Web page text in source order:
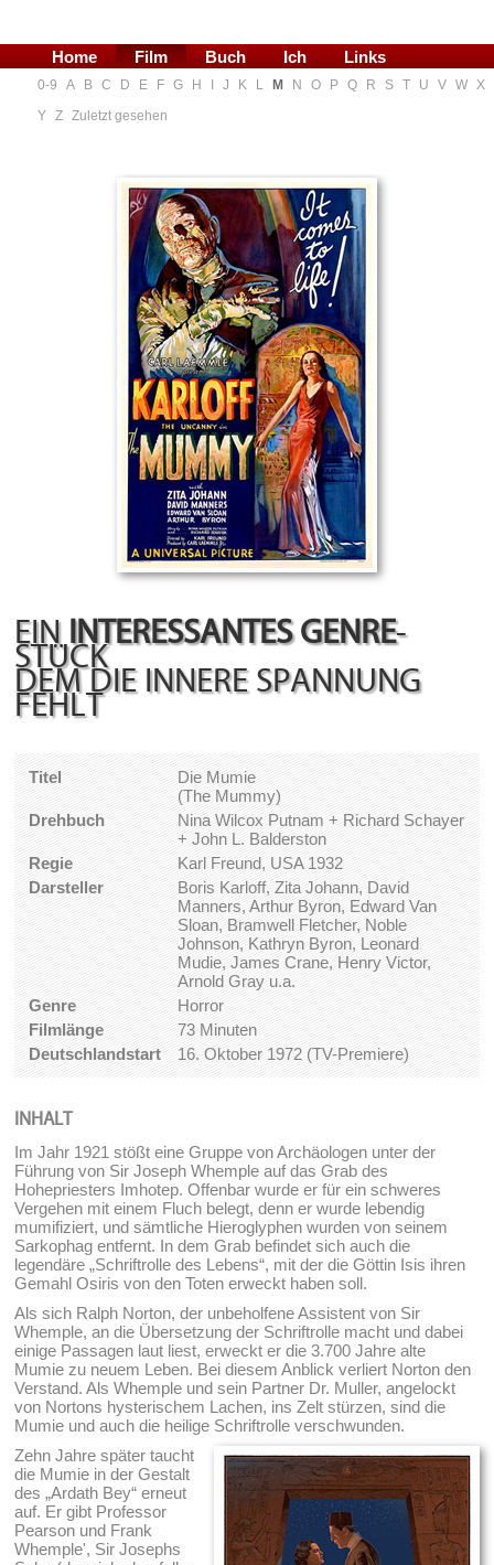
Home Film Buch Ich Links
0-9 A B C D E F G H J K L M N O P Q R S T U V W X
Y Z Zuletzt gesehen
EIN INTERESSANTES GENRE-
STÜCK
DEM DIE INNERE SPANNUNG
FEHLT
Titel
Die Mumie
(The Mummy)
Drehbuch
Nina Wilcox Putnam + Richard Schayer
+ John L. Balderston
Regie
Karl Freund, USA 1932
Darsteller
Boris Karloff, Zita Johann, David
Manners, Arthur Byron, Edward Van
Sloan, Bramwell Fletcher, Noble
Johnson, Kathryn Byron, Leonard
Mudie, James Crane, Henry Victor,
Arnold Gray u.a.
Genre
Horror
Filmlänge
73 Minuten
Deutschlandstart
16. Oktober 1972 (TV-Premiere)
INHALT
Im Jahr 1921 stößt eine Gruppe von Archäologen unter der
Führung von Sir Joseph Whemple auf das Grab des
Hohepriesters Imhotep. Offenbar wurde er für ein schweres
Vergehen mit einem Fluch belegt, denn er wurde lebendig
mumifiziert, und sämtliche Hieroglyphen wurden von seinem
Sarkophag entfernt. In dem Grab befindet sich auch die
legendäre „Schriftrolle des Lebens“, mit der die Göttin Isis ihren
Gemahl Osiris von den Toten erweckt haben soll.
Als sich Ralph Norton, der unbeholfene Assistent von Sir
Whemple, an die Übersetzung der Schriftrolle macht und dabei
einige Passagen laut liest, erweckt er die 3.700 Jahre alte
Mumie zu neuem Leben. Bei diesem Anblick verliert Norton den
Verstand. Als Whemple und sein Partner Dr. Muller, angelockt
von Nortons hysterischem Lachen, ins Zelt stürzen, sind die
Mumie und auch die heilige Schriftrolle verschwunden.
Zehn Jahre später taucht
die Mumie in der Gestalt
des „Ardath Bey“ erneut
auf. Er gibt Professor
Pearson und Frank
Whemple', Sir Josephs